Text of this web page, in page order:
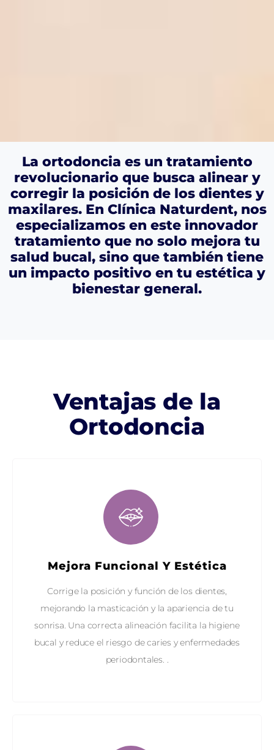
La ortodoncia es un tratamiento
revolucionario que busca alinear y
corregir la posición de los dientes y
maxilares. En Clínica Naturdent, nos
especializamos en este innovador
tratamiento que no solo mejora tu
salud bucal, sino que también tiene
un impacto positivo en tu estética y
bienestar general.
Ventajas de la
Ortodoncia
Mejora Funcional Y Estética
Corrige la posición y función de los dientes,
mejorando la masticación y la apariencia de tu
sonrisa. Una correcta alineación facilita la higiene
bucal y reduce el riesgo de caries y enfermedades
periodontales. .